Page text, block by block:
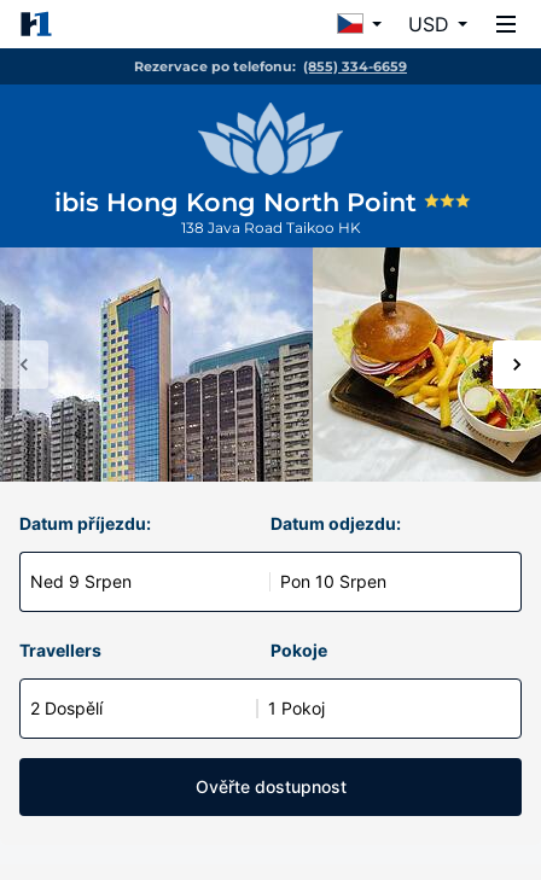
USD
Rezervace po telefonu: (855) 334-6659
ibis Hong Kong North Point
138 Java Road Taikoo HK
Datum příjezdu:
Ned 9 Srpen
Datum odjezdu:
Pon 10 Srpen
Travellers Pokoje
2 Dospělí 1 Pokoj
Ověřte dostupnost